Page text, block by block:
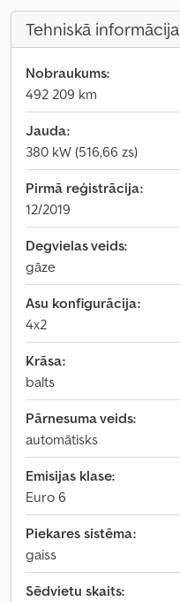
Tehniskā informācija
Nobraukums:
492 209 km
Jauda:
380 kW (516,66 zs)
Pirmā reģistrācija:
12/2019
Degvielas veids:
gāze
Asu konfigurācija:
4x2
Krāsa:
balts
Pārnesuma veids:
automātisks
Emisijas klase:
Euro 6
Piekares sistēma:
gaiss
Sēdvietu skaits: